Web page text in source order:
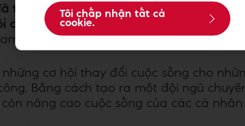
tốt nghiệp Trường dạy làm bánh
cũng tự hào đã mở các trường mới ở
gia chương trình vào năm 2030, với
cơ hội thay đổi cuộc sống cho
Bằng cách tạo ra một đội ngũ
nâng cao cuộc sống của các cá
Tôi chấp nhận tất cả
cookie.